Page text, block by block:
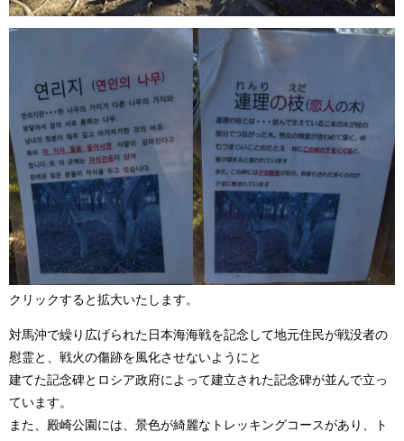
クリックすると拡大いたします。
対馬沖で繰り広げられた日本海海戦を記念して地元住民が戦没者の
慰霊と、戦火の傷跡を風化させないようにと
建てた記念碑とロシア政府によって建立された記念碑が並んで立っ
ています。
また、殿崎公園には、景色が綺麗なトレッキングコースがあり、ト